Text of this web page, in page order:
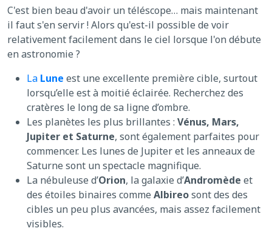
C'est bien beau d'avoir un téléscope… mais maintenant
il faut s'en servir ! Alors qu'est-il possible de voir
relativement facilement dans le ciel lorsque l'on débute
en astronomie ?
La Lune est une excellente première cible, surtout
lorsqu’elle est à moitié éclairée. Recherchez des
cratères le long de sa ligne d’ombre.
Les planètes les plus brillantes : Vénus, Mars,
Jupiter et Saturne, sont également parfaites pour
commencer. Les lunes de Jupiter et les anneaux de
Saturne sont un spectacle magnifique.
La nébuleuse d’Orion, la galaxie d’Andromède et
des étoiles binaires comme Albireosont des des
cibles un peu plus avancées, mais assez facilement
visibles.